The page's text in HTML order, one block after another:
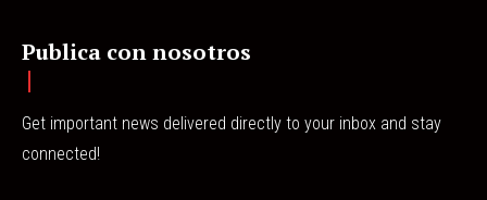
Publica con nosotros
Get important news delivered directly to your inbox and stay
connected!